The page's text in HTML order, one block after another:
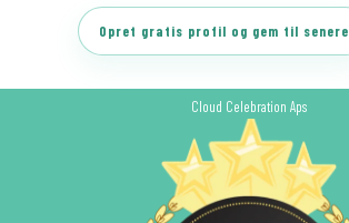
Opret gratis profil og gem til senere
Cloud Celebration Aps